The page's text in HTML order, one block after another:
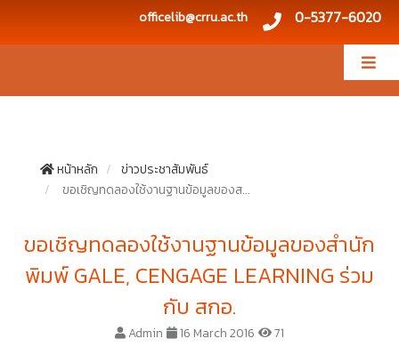
officelib@crru.ac.th 0-5377-6020
หน้าหลัก
ข่าวประชาสัมพันธ์
ขอเชิญทดลองใช้งานฐานข้อมูลของส...
ขอเชิญทดลองใช้งานฐานข้อมูลของสำนัก
พิมพ์ GALE, CENGAGE LEARNING ร่วม
กับ สกอ.
Admin 16 March 2016 71